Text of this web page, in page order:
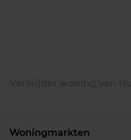
Woningmarkten